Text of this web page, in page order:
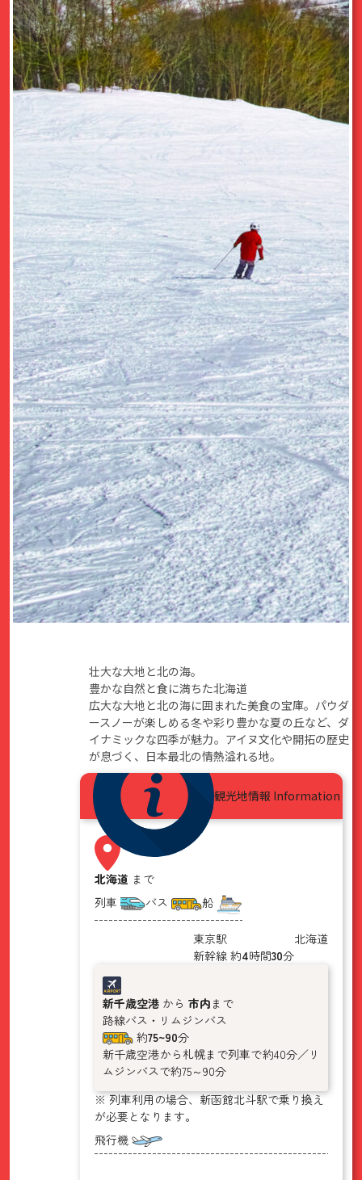
壮大な大地と北の海。
豊かな自然と食に満ちた北海道
広大な大地と北の海に囲まれた美食の宝庫。パウダ
ースノーが楽しめる冬や彩り豊かな夏の丘など、ダ
イナミックな四季が魅力。アイヌ文化や開拓の歴史
が息づく、日本最北の情熱溢れる地。
観光地情報 Information
北海道 まで
列車
バス 船
東京駅
新幹線 約4時間30分
北海道
新千歳空港 から 市内 まで
路線バス・リムジンバス
約75~90分
新千歳空港から札幌まで列車で約40分／リ
ムジンバスで約75～90分
※ 列車利用の場合、新函館北斗駅で乗り換え
が必要となります。
飛行機